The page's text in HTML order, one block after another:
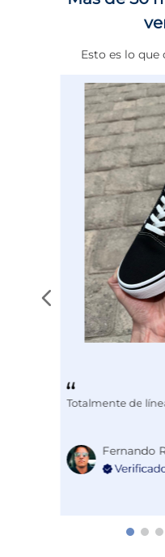
Esto es lo
Totalmente de
Fernando